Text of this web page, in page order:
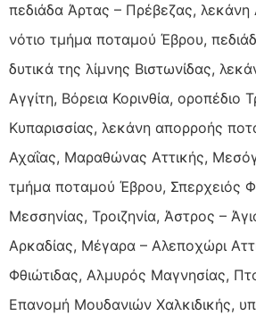
πεδιάδα Άρτας – Πρέβεζας,
νότιο τμήμα ποταμού Έβρου,
δυτικά της λίμνης Βιστωνίδας,
Αγγίτη, Βόρεια Κορινθία, οροπέδιο
Κυπαρισσίας, λεκάνη απορροής
Αχαΐας, Μαραθώνας Αττικής,
τμήμα ποταμού Έβρου, Σπερχειός
Μεσσηνίας, Τροιζηνία, Άστρος –
Αρκαδίας, Μέγαρα – Αλεποχώρι
Φθιώτιδας, Αλμυρός Μαγνησίας,
Επανομή Μουδανιών Χαλκιδικής,